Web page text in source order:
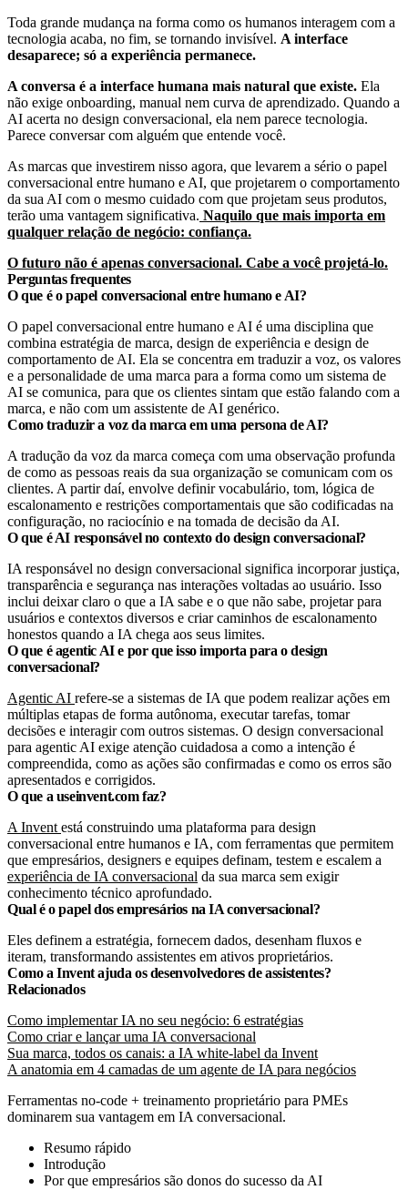
Toda grande mudança na forma como os humanos interagem com a
tecnologia acaba, no fim, se tornando invisível. A interface
desaparece; só a experiência permanece.
A conversa é a interface humana mais natural que existe. Ela
não exige onboarding, manual nem curva de aprendizado. Quando a
AI acerta no design conversacional, ela nem parece tecnologia.
Parece conversar com alguém que entende você.
As marcas que investirem nisso agora, que levarem a sério o papel
conversacional entre humano e AI, que projetarem o comportamento
da sua AI com o mesmo cuidado com que projetam seus produtos,
terão uma vantagem significativa. Naquilo que mais importa em
qualquer relação de negócio: confiança.
O futuro não é apenas conversacional. Cabe a você projetá-lo.
Perguntas frequentes
O que é o papel conversacional entre humano e AI?
O papel conversacional entre humano e AI é uma disciplina que
combina estratégia de marca, design de experiência e design de
comportamento de AI. Ela se concentra em traduzir a voz, os valores
e a personalidade de uma marca para a forma como um sistema de
AI se comunica, para que os clientes sintam que estão falando com a
marca, e não com um assistente de AI genérico.
Como traduzir a voz da marca em uma persona de AI?
A tradução da voz da marca começa com uma observação profunda
de como as pessoas reais da sua organização se comunicam com os
clientes. A partir daí, envolve definir vocabulário, tom, lógica de
escalonamento e restrições comportamentais que são codificadas na
configuração, no raciocínio e na tomada de decisão da AI.
O que é AI responsável no contexto do design conversacional?
IA responsável no design conversacional significa incorporar justiça,
transparência e segurança nas interações voltadas ao usuário. Isso
inclui deixar claro o que a IA sabe e o que não sabe, projetar para
usuários e contextos diversos e criar caminhos de escalonamento
honestos quando a IA chega aos seus limites.
O que é agentic AI e por que isso importa para o design
conversacional?
Agentic AI refere-se a sistemas de IA que podem realizar ações em
múltiplas etapas de forma autônoma, executar tarefas, tomar
decisões e interagir com outros sistemas. O design conversacional
para agentic AI exige atenção cuidadosa a como a intenção é
compreendida, como as ações são confirmadas e como os erros são
apresentados e corrigidos.
O que a useinvent.com faz?
A Invent está construindo uma plataforma para design
conversacional entre humanos e IA, com ferramentas que permitem
que empresários, designers e equipes definam, testem e escalem a
experiência de IA conversacional da sua marca sem exigir
conhecimento técnico aprofundado.
Qual é o papel dos empresários na IA conversacional?
Eles definem a estratégia, fornecem dados, desenham fluxos e
iteram, transformando assistentes em ativos proprietários.
Como a Invent ajuda os desenvolvedores de assistentes?
Relacionados
Como implementar IA no seu negócio: 6 estratégias
Como criar e lançar uma IA conversacional
Sua marca, todos os canais: a IA white-label da Invent
A anatomia em 4 camadas de um agente de IA para negócios
Ferramentas no-code + treinamento proprietário para PMEs
dominarem sua vantagem em IA conversacional.
Resumo rápido
Introdução
Por que empresários são donos do sucesso da AI